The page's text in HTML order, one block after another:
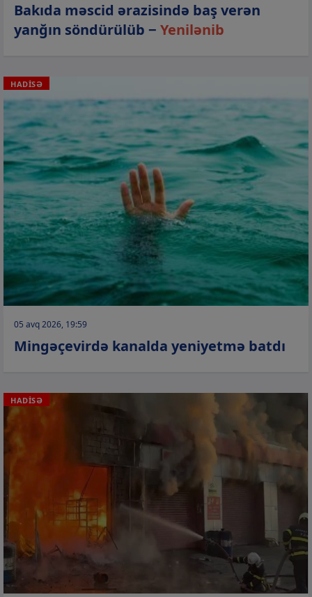
Bakıda məscid ərazisində baş verən
yanğın söndürülüb − Yenilənib
HADİSƏ
05 avq 2026, 19:59
Mingəçevirdə kanalda yeniyetmə batdı
HADİSƏ